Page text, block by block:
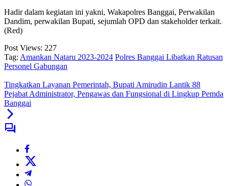
Hadir dalam kegiatan ini yakni, Wakapolres Banggai, Perwakilan
Dandim, perwakilan Bupati, sejumlah OPD dan stakeholder terkait.
(Red)
Post Views: 227
Tag: Amankan Nataru 2023-2024 Polres Banggai Libatkan Ratusan
Personel Gabungan
Tingkatkan Layanan Pemerintah, Bupati Amirudin Lantik 88
Pejabat Administrator, Pengawas dan Fungsional di Lingkup Pemda
Banggai